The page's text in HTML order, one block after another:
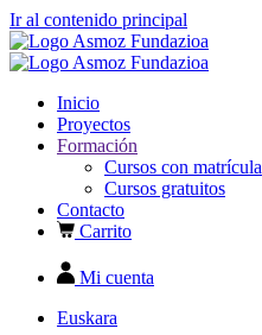
Ir al contenido principal
Inicio
Proyectos
Formación
Cursos con matrícula
Cursos gratuitos
Contacto
Carrito
Mi cuenta
Euskara